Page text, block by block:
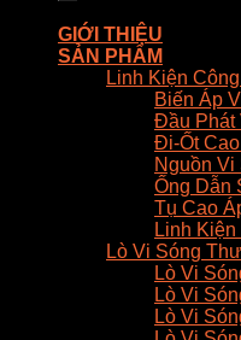
GIỚI THIỆU
SẢN PHẨM
Linh Kiện
Biến Áp
Đầu Phát
Đi-Ốt
Nguồn Vi
Ống Dẫn
Tụ Cao
Linh Kiện
Lò Vi Sóng
Lò Vi
Lò Vi
Lò Vi